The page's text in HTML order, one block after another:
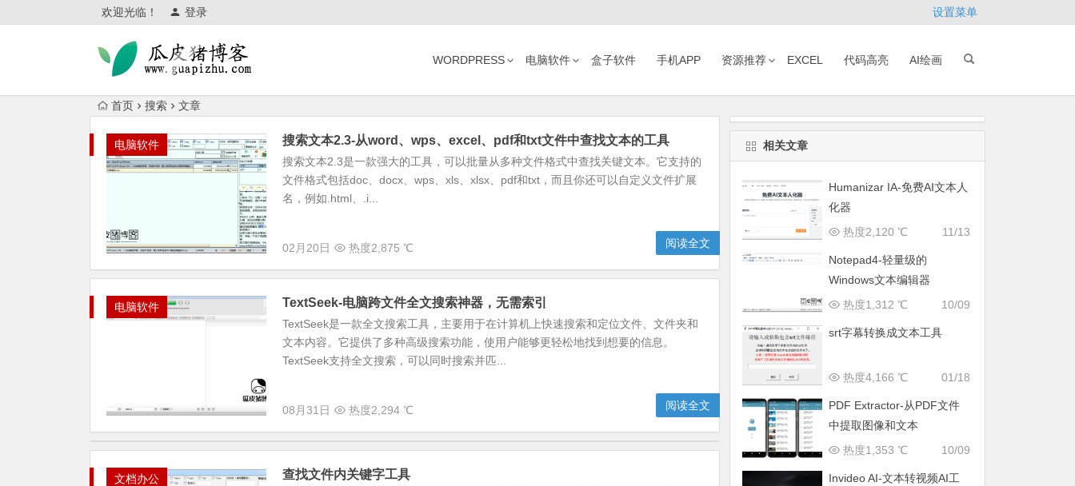
欢迎光临！ 登录 设置菜单
WORDPRESS 电脑软件 盒子软件 手机APP 资源推荐 EXCEL 代码高亮 AI绘画
首页 搜索 文章
电脑软件 搜索文本2.3-从word、wps、excel、pdf和txt文件中查找文本的工具
搜索文本2.3是一款强大的工具，可以批量从多种文件格式中查找关键文本。它支持的
文件格式包括doc、docx、wps、xls、xlsx、pdf和txt，而且你还可以自定义文件扩展
名，例如.html、.i...
02月20日 热度2,875 ℃ 阅读全文
电脑软件 TextSeek-电脑跨文件全文搜索神器，无需索引
TextSeek是一款全文搜索工具，主要用于在计算机上快速搜索和定位文件、文件夹和
文本内容。它提供了多种高级搜索功能，使用户能够更轻松地找到想要的信息。
TextSeek支持全文搜索，可以同时搜索并匹...
08月31日 热度2,294 ℃ 阅读全文
文档办公 查找文件内关键字工具
相关文章
Humanizar IA-免费AI文本人
化器
11/13
热度2,120 ℃
Notepad4-轻量级的
Windows文本编辑器
10/09
热度1,312 ℃
srt字幕转换成文本工具
01/18
热度4,166 ℃
PDF Extractor-从PDF文件
中提取图像和文本
10/09
热度1,353 ℃
Invideo AI-文本转视频AI工